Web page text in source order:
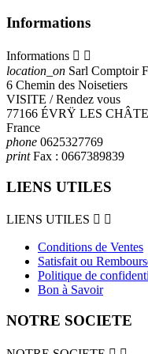
Informations
Informations  
location_on Sarl Comptoir
6 Chemin des Noisetiers
VISITE / Rendez vous
77166 ÉVRŸ LES
France
phone 0625327769
printFax : 0667389839
LIENS UTILES
LIENS UTILES  
Conditions de Ventes
Satisfait ou
Politique de
Bon à Savoir
NOTRE SOCIETE